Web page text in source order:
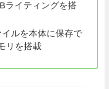
ライティングを搭
ルを本体に保存で
リを搭載